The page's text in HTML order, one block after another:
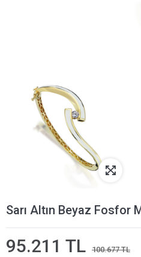
Sarı Altın Beyaz Fosfor
95.211 TL 100.677 TL